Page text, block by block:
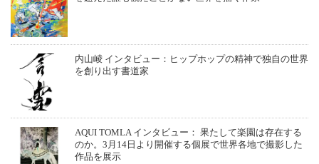
内山崚 インタビュー：ヒップホップの精神で独自の世界
を創り出す書道家
AQUI TOMLA インタビュー： 果たして楽園は存在する
のか。3月14日より開催する個展で世界各地で撮影した
作品を展示